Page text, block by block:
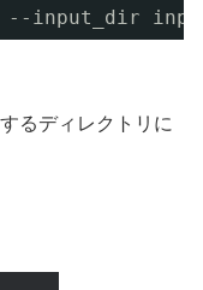
--input_dir
るディレクトリに